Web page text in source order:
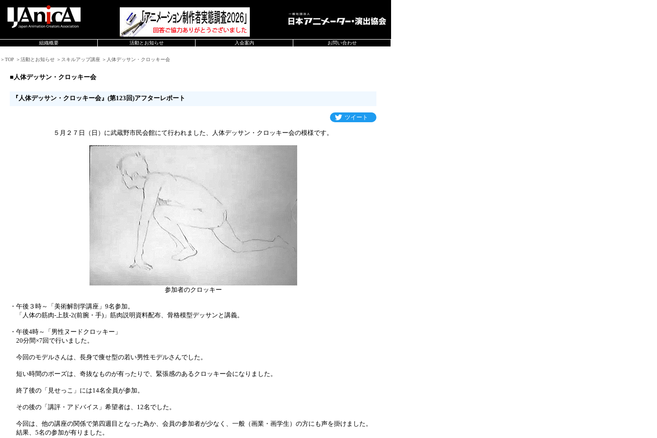
組織概要 活動とお知らせ 入会案内 お問い合わせ
＞TOP ＞活動とお知らせ ＞スキルアップ講座 ＞人体デッサン・クロッキー会
■人体デッサン・クロッキー会
『人体デッサン・クロッキー会』(第123回)アフターレポート
ツイート
５月２７日（日）に武蔵野市民会館にて行われました、人体デッサン・クロッキー会の模様です。
参加者のクロッキー
・午後３時～「美術解剖学講座」9名参加。
「人体の筋肉-上肢-2(前腕・手)」筋肉説明資料配布、骨格模型デッサンと講義。
・午後4時～「男性ヌードクロッキー」
20分間×7回で行いました。
今回のモデルさんは、長身で痩せ型の若い男性モデルさんでした。
短い時間のポーズは、奇抜なものが有ったりで、緊張感のあるクロッキー会になりました。
終了後の「見せっこ」には14名全員が参加。
その後の「講評・アドバイス」希望者は、12名でした。
今回は、他の講座の関係で第四週目となった為か、会員の参加者が少なく、一般（画業・画学生）の方にも声を掛けました。
結果、5名の参加が有りました。